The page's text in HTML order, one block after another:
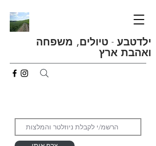
ילדטבע - טיולים, משפחה
ואהבת ארץ